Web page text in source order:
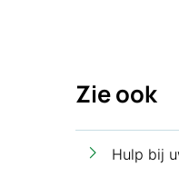
Zie ook
Hulp bij